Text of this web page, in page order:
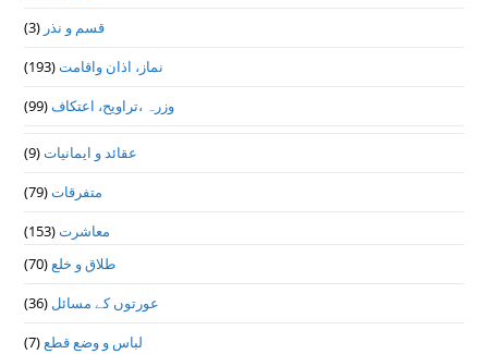
قسم و نذر (3)
نماز، اذان واقامت(193)
وزرہ ،تراويح، اعتكاف(99)
عقائد و ایمانیات(9)
متفرقات(79)
معاشرت(153)
طلاق و خلع(70)
عورتوں کے مسائل (36)
لباس و وضع قطع(7)